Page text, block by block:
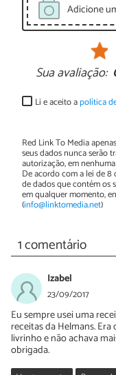
Adicione
Sua avaliação:
Li e aceito apolítica
Red Link To Media
seus dados nunca serão
autorização, em
De acordo com a lei de 8
de dados que contém os
em qualquer momento,
(info@linktomedia.net)
1 comentário
Izabel
23/09/2017
Eu sempre usei uma
receitas da Helmans.
livrinho e não achava
obrigada.